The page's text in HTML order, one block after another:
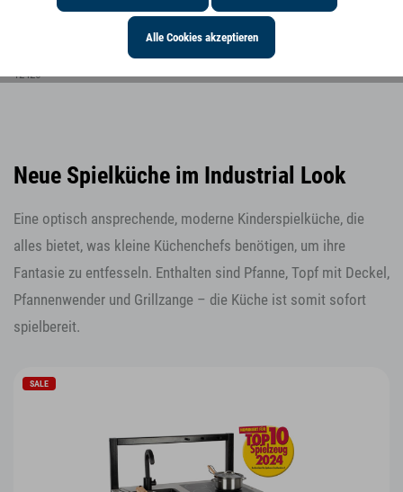
Biegepuppen-Familie mit Baby
12426
Neue Spielküche im Industrial Look
Eine optisch ansprechende, moderne Kinderspielküche, die
alles bietet, was kleine Küchenchefs benötigen, um ihre
Fantasie zu entfesseln. Enthalten sind Pfanne, Topf mit Deckel,
Pfannenwender und Grillzange – die Küche ist somit sofort
spielbereit.
SALE
Alle Cookies akzeptieren